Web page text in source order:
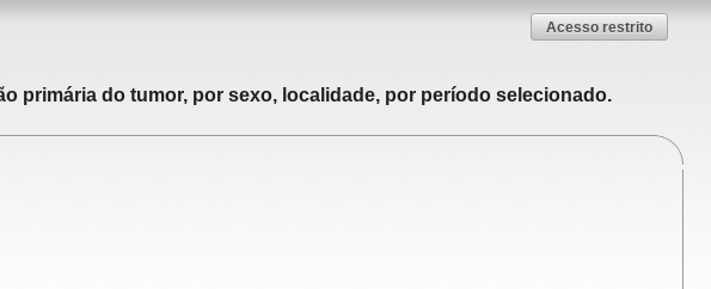
Acesso restrito
primária do tumor, por sexo, localidade, por período selecionado.